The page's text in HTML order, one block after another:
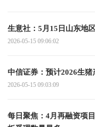
生意社：5月15日山东地
2026-05-15 09:06:02
中信证券：预计2026生
2026-05-15 09:03:09
每日聚焦：4月再融资项